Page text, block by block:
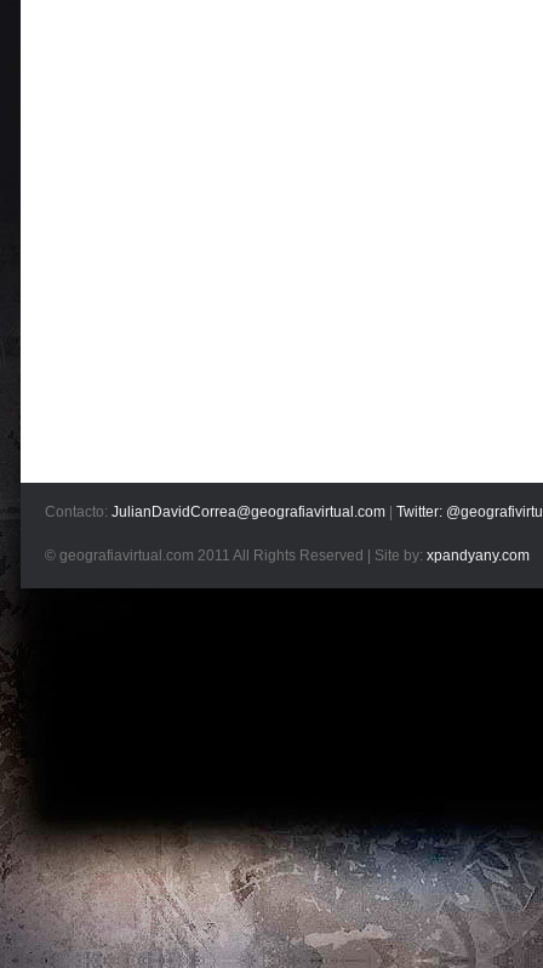
Contacto: JulianDavidCorrea@geografiavirtual.com Twitter:
© geografiavirtual.com 2011 All Rights Reserved | Site by: xpandyany.com